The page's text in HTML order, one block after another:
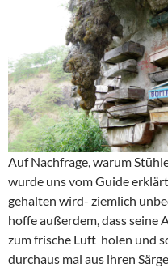
Auf Nachfrage, warum
wurde uns vom Guide
gehalten wird- ziemlich
hoffe außerdem, dass seine
zum frische Luft holen und
durchaus mal aus ihren